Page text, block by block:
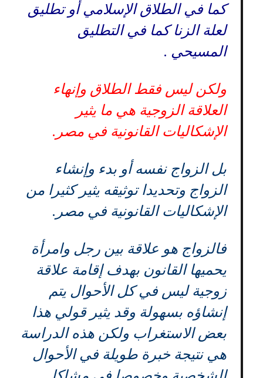
كما في الطلاق الإسلامي أو تطليق
لعلة الزنا كما في التطليق
المسيحي .
ولكن ليس فقط الطلاق وإنهاء
العلاقة الزوجية هي ما يثير
الإشكاليات القانونية في مصر.
بل الزواج نفسه أو بدء وإنشاء
الزواج وتحديدا توثيقه يثير كثيرا من
الإشكاليات القانونية في مصر.
فالزواج هو علاقة بين رجل وامرأة
يحميها القانون بهدف إقامة علاقة
زوجية ليس في كل الأحوال يتم
إنشاؤه بسهولة وقد يثير قولي هذا
بعض الاستغراب ولكن هذه الدراسة
هي نتيجة خبرة طويلة في الأحوال